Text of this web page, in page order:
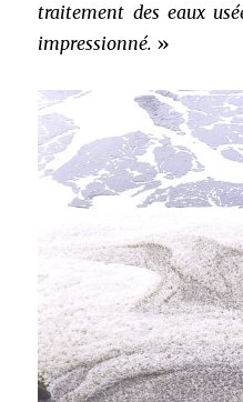
traitement des eaux
impressionné. »